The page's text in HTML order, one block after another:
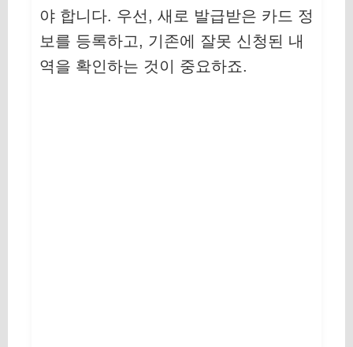
야 합니다. 우선, 새로 발급받은 카드 정
보를 등록하고, 기존에 잘못 신청된 내
역을 확인하는 것이 중요하죠.